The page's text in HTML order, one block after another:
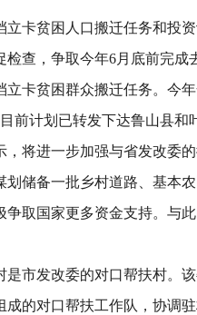
卡贫困人口搬迁任务和投资
查，争取今年6月底前完成
卡贫困群众搬迁任务。今
前计划已转发下达鲁山县
，将进一步加强与省发改委
划储备一批乡村道路、基本
争取国家更多资金支持。与
市发改委的对口帮扶村。该
的对口帮扶工作队，协调